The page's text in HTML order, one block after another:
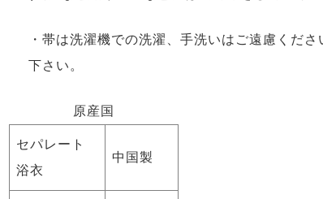
・帯は洗濯機での洗濯、手洗いはご遠慮くだ
下さい。
原産国
セパレート
浴衣
中国製